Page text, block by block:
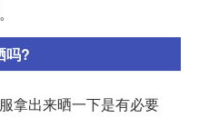
吗?
拿出来晒一下是有必要